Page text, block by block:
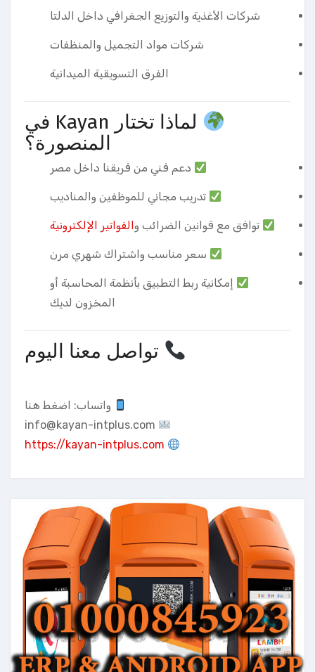
شركات الأغذية والتوزيع الجغرافي داخل الدلتا
شركات مواد التجميل والمنظفات
الفرق التسويقية الميدانية
لماذا تختار Kayan في
المنصورة؟
دعم فني من فريقنا داخل مصر
تدريب مجاني للموظفين والمناديب
توافق مع قوانين الضرائب و الفواتير الإلكترونية
سعر مناسب واشتراك شهري مرن
إمكانية ربط التطبيق بأنظمة المحاسبة أو
المخزون لديك
تواصل معنا اليوم
واتساب: اضغط هنا
info@kayan-intplus.com
https://kayan-intplus.com